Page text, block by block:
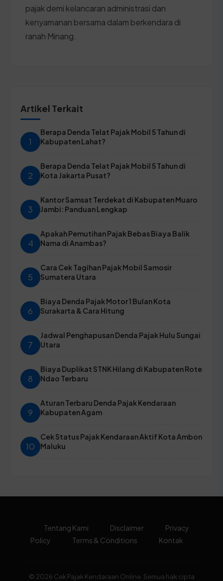
pajak demi kelancaran administrasi dan
kenyamanan bersama dalam berkendara di
ranah Minang.
Artikel Terkait
1
Berapa Denda Telat Pajak Mobil 5 Tahun di
Kabupaten Lahat?
2
Berapa Denda Telat Pajak Mobil 5 Tahun di
Kota Jakarta Pusat?
3
Kantor Samsat Terdekat di Kabupaten Muaro
Jambi: Panduan Lengkap
4
Apakah Pemutihan Pajak Bebas Biaya Balik
Nama di Anambas?
5
Cara Cek Tagihan Pajak Mobil Samosir
Sumatera Utara
6
Biaya Denda Pajak Motor 1 Bulan Kota
Surakarta & Cara Hitung
7
Jadwal Penghapusan Denda Pajak Hulu Sungai
Utara
8
Biaya Duplikat STNK Hilang di Kabupaten Rote
Ndao Terbaru
9
Aturan Terbaru Denda Pajak Kendaraan
Kabupaten Agam
10
Cek Status Pajak Kendaraan Aktif Kota Ambon
Maluku
Tentang Kami Disclaimer
Privacy
Policy
Terms & Conditions Kontak
© 2026 Cek Pajak Kendaraan Online. Semua hak cipta